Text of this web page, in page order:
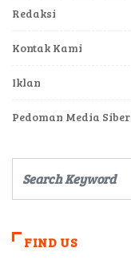
Redaksi
Kontak Kami
Iklan
Pedoman Media Siber
FIND US